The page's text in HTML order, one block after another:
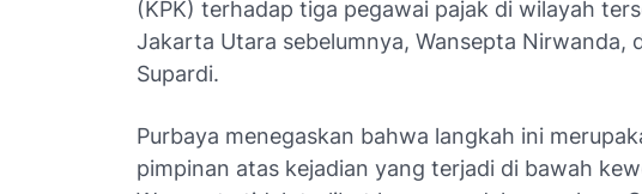
(KPK) terhadap tiga pegawai pajak di wilayah
Jakarta Utara sebelumnya, Wansepta Nirwanda,
Supardi.
Purbaya menegaskan bahwa langkah ini
pimpinan atas kejadian yang terjadi di bawah